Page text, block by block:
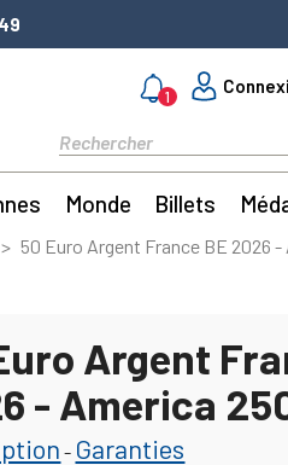
1
Monde Billets
50 Euro Argent France BE 2026
Argent
- America
- Garanties